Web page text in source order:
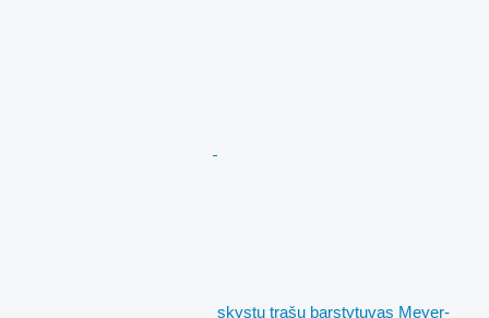
skystų trąšų barstytuvas Meyer-